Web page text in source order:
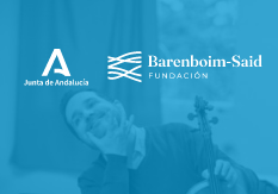
contenido